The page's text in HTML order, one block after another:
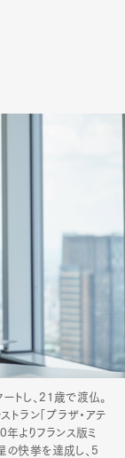
トし、21歳で渡仏。
ラン「プラザ・アテ
よりフランス版ミ
の快挙を達成し、5